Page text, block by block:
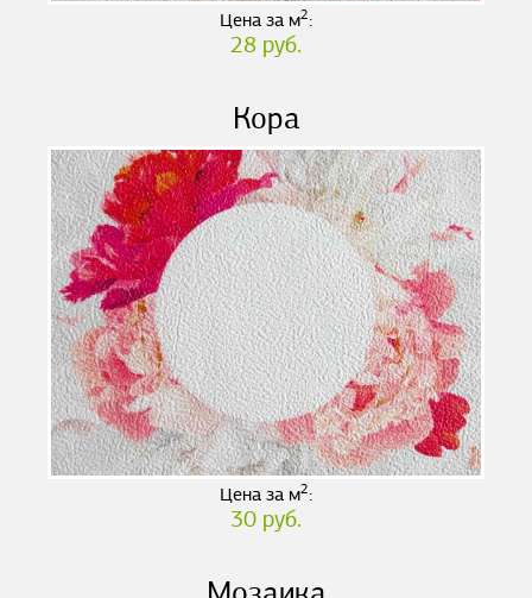
Цена за м2:
28 руб.
Кора
Цена за м2:
30 руб.